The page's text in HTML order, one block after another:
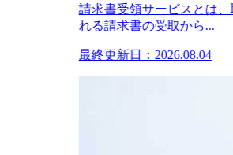
請求書受領サービスとは
れる請求書の受取から...
最終更新日：2026.08.04